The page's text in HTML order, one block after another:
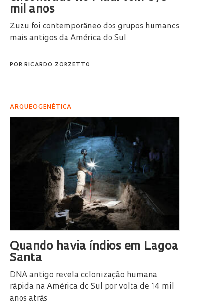
mil anos
Zuzu foi contemporâneo dos grupos humanos
mais antigos da América do Sul
POR RICARDO ZORZETTO
ARQUEOGENÉTICA
Quando havia índios em Lagoa
Santa
DNA antigo revela colonização humana
rápida na América do Sul por volta de 14 mil
anos atrás